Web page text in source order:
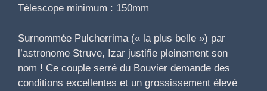
Télescope minimum : 150mm
Surnommée Pulcherrima (« la plus belle ») par
l’astronome Struve, Izar justifie pleinement son
nom ! Ce couple serré du Bouvier demande des
conditions excellentes et un grossissement élevé